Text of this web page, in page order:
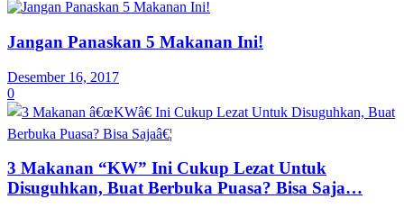
Jangan Panaskan 5 Makanan Ini!
Desember 16, 2017
0
3 Makanan “KW” Ini Cukup Lezat Untuk
Disuguhkan, Buat Berbuka Puasa? Bisa Saja…